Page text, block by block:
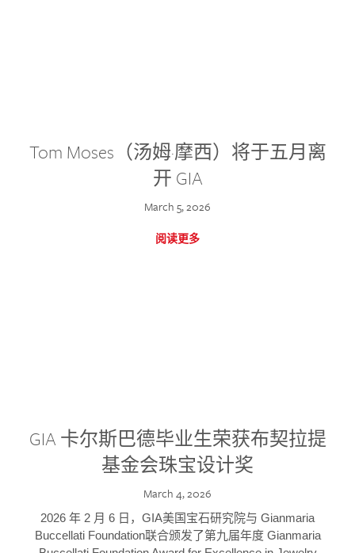
Tom Moses（汤姆·摩西）将于五月离
开 GIA
March 5, 2026
阅读更多
GIA 卡尔斯巴德毕业生荣获布契拉提
基金会珠宝设计奖
March 4, 2026
2026 年 2 月 6 日，GIA美国宝石研究院与 Gianmaria
Buccellati Foundation联合颁发了第九届年度 Gianmaria